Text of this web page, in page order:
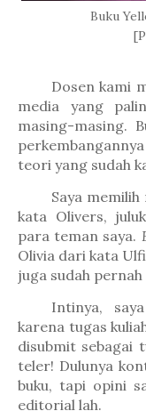
Buku
Dosen kami
media yang
masing-masing.
teori yang sudah
Saya
kata Olivers,
para teman saya.
Olivia dari kata
juga sudah pernah
Intinya,
karena tugas
disubmit sebagai
teler! Dulunya
buku, tapi opini
editorial lah.